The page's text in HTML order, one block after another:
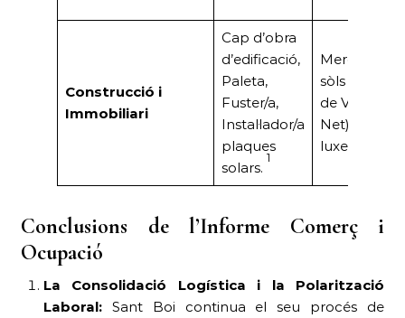
Construcció i
Immobiliari
Cap d’obra
d’edificació,
Paleta,
Fuster/a,
Instal·lador/a
plaques
solars.
1
Mercat
sòls urbans
de VPO
luxe
Conclusions de l’Informe Comerç i
Ocupació
La Consolidació Logística i la Polarització
Laboral: Sant Boi continua el seu procés de